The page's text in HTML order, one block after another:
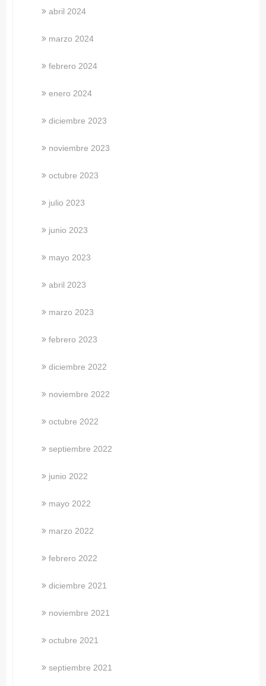
abril 2024
marzo 2024
febrero 2024
enero 2024
diciembre 2023
noviembre 2023
octubre 2023
julio 2023
junio 2023
mayo 2023
abril 2023
marzo 2023
febrero 2023
diciembre 2022
noviembre 2022
octubre 2022
septiembre 2022
junio 2022
mayo 2022
marzo 2022
febrero 2022
diciembre 2021
noviembre 2021
octubre 2021
septiembre 2021